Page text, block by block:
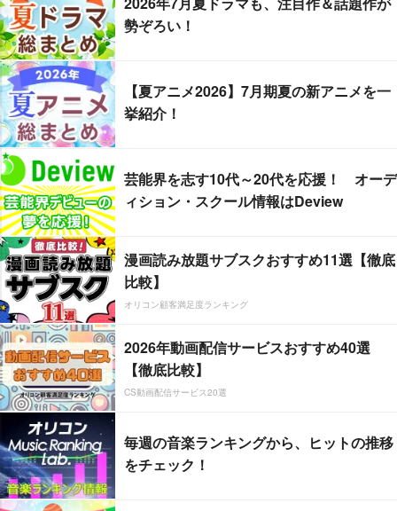
勢ぞろい！
【夏アニメ2026】7月期夏の新アニメを一
挙紹介！
芸能界を志す10代～20代を応援！ オーデ
ィション・スクール情報はDeview
漫画読み放題サブスクおすすめ11選【徹底
比較】
オリコン顧客満足度ランキング
2026年動画配信サービスおすすめ40選
【徹底比較】
CS動画配信サービス20選
毎週の音楽ランキングから、ヒットの推移
をチェック！